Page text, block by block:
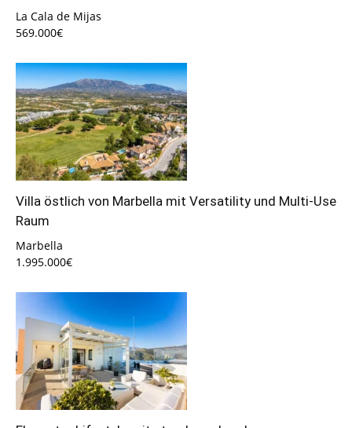
La Cala de Mijas
569.000€
Villa östlich von Marbella mit Versatility und Multi-Use
Raum
Marbella
1.995.000€